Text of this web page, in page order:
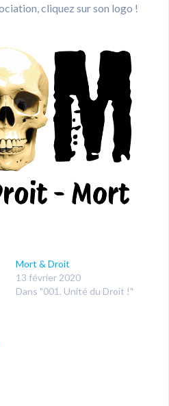
cliquez sur son logo !
Mort & Droit
13 février 2020
Dans "001. Unité du Droit !"